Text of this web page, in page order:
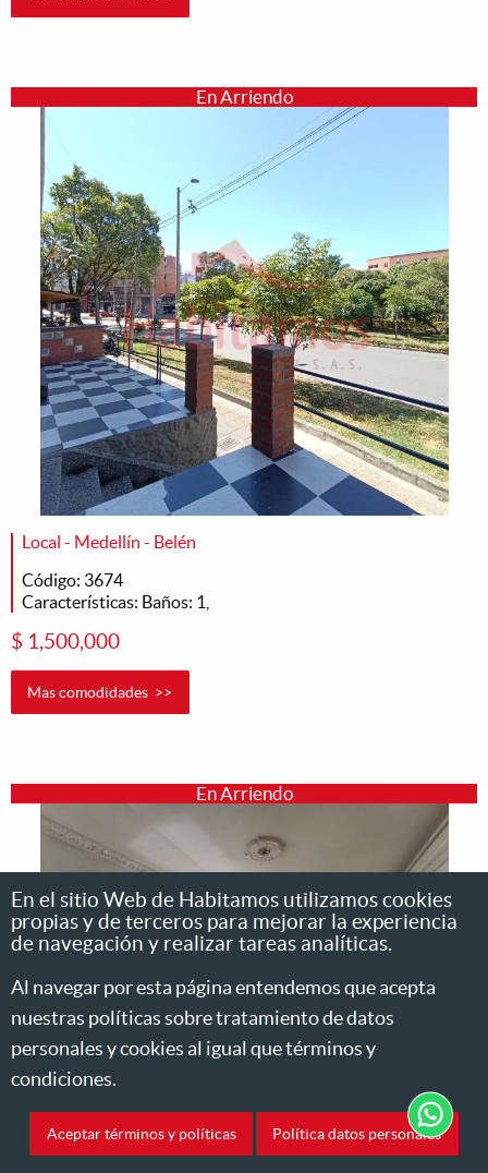
En Arriendo
Local - Medellín - Belén
Código: 3674
Características: Baños: 1,
$ 1,500,000
Mas comodidades >>
En Arriendo
Casa - Bello - La Cabaña
En el sitio Web de Habitamos utilizamos cookies
propias y de terceros para mejorar la experiencia
de navegación y realizar tareas analíticas.
Al navegar por esta página entendemos que acepta
nuestras políticas sobre tratamiento de datos
personales y cookies al igual que términos y
condiciones.
Aceptar términos y políticas Política datos personales